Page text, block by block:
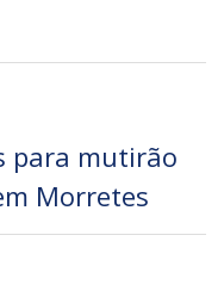
para mutirão
Morretes